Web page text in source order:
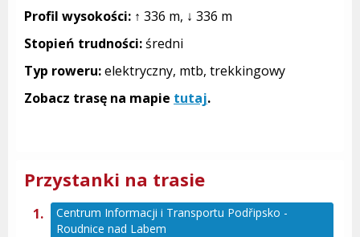
Profil wysokości: ↑ 336 m, ↓ 336 m
Stopień trudności:średni
Typ roweru:elektryczny, mtb, trekkingowy
Zobacz trasę na mapie tutaj.
Przystanki na trasie
Centrum Informacji i Transportu Podřipsko -
Roudnice nad Labem